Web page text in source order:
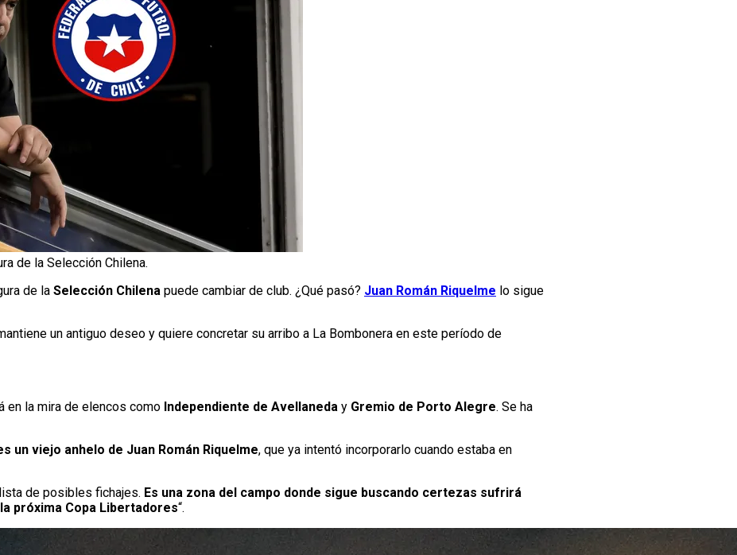
de la Selección Chilena.
de la Selección Chilena puede cambiar de club. ¿Qué pasó? Juan Román Riquelme lo sigue
un antiguo deseo y quiere concretar su arribo a La Bombonera en este período de
en la mira de elencos como Independiente de Avellaneda y Gremio de Porto Alegre. Se ha
un viejo anhelo de Juan Román Riquelme, que ya intentó incorporarlo cuando estaba en
de posibles fichajes. Es una zona del campo donde sigue buscando certezas sufrirá
próxima Copa Libertadores“.